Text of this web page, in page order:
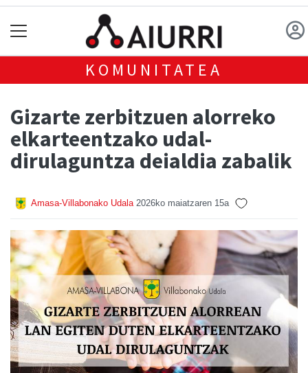
KOMUNITATEA
Gizarte zerbitzuen alorreko
elkarteentzako udal-
dirulaguntza deialdia zabalik
Amasa-Villabonako Udala 2026ko maiatzaren 15a